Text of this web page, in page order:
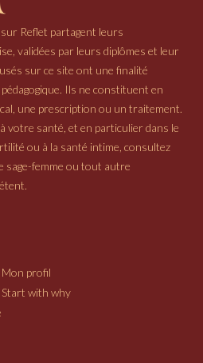
Reflet partagent leurs
validées par leurs diplômes et leur
sur ce site ont une finalité
Ils ne constituent en
une prescription ou un traitement.
votre santé, et en particulier dans le
ou à la santé intime, consultez
sage-femme ou tout autre
Mon profil
Start with why